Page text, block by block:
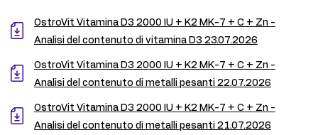
OstroVit Vitamina D3 2000 IU + K2 MK-7 + C + Zn -
Analisi del contenuto di vitamina D3 23.07.2026
OstroVit Vitamina D3 2000 IU + K2 MK-7 + C + Zn -
Analisi del contenuto di metalli pesanti 22.07.2026
OstroVit Vitamina D3 2000 IU + K2 MK-7 + C + Zn -
Analisi del contenuto di metalli pesanti 21.07.2026